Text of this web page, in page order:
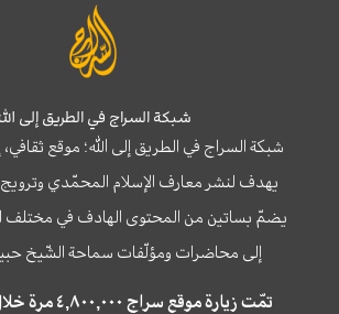
شبكة السراج في الطريق إلى
شبكة السراج في الطريق إلى الله؛ موقع ثقافي،
يهدف لنشر معارف الإسلام المحمّدي وترويج
يضمّ بساتين من المحتوى الهادف في مختلف
إلى محاضرات ومؤلّفات سماحة الشّيخ
تمّت زيارة موقع